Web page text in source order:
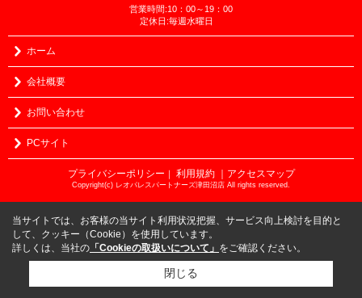
営業時間:10：00～19：00
定休日:毎週水曜日
ホーム
会社概要
お問い合わせ
PCサイト
プライバシーポリシー ｜ 利用規約 ｜アクセスマップ
Copyright(c) レオパレスパートナーズ津田沼店 All rights reserved.
当サイトでは、お客様の当サイト利用状況把握、サービス向上検討を目的と
して、クッキー（Cookie）を使用しています。
詳しくは、当社の 「Cookieの取扱いについて」 をご確認ください。
閉じる